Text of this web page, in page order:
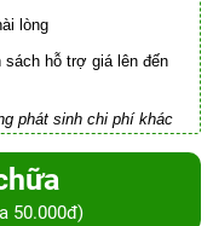
lòng
sách hỗ trợ giá lên đến
phát sinh chi phí khác
50.000đ)